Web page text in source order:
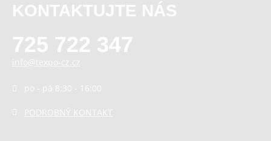
KONTAKTUJTE NÁS
725 722 347
info@texpo-cz.cz
po - pá 8:30 - 16:00
PODROBNÝ KONTAKT